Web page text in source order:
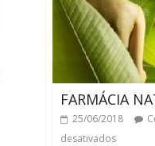
FARMÁCIA
25/06/2018
desativados